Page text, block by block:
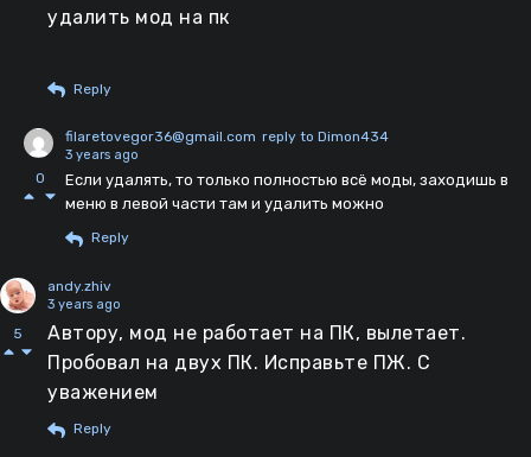
удалить мод на пк
Reply
0
filaretovegor36@gmail.com reply to Dimon434
3 years ago
Если удалять, то только полностью всё моды, заходишь в
меню в левой части там и удалить можно
Reply
5
andy.zhiv
3 years ago
Автору, мод не работает на ПК, вылетает.
Пробовал на двух ПК. Исправьте ПЖ. С
уважением
Reply